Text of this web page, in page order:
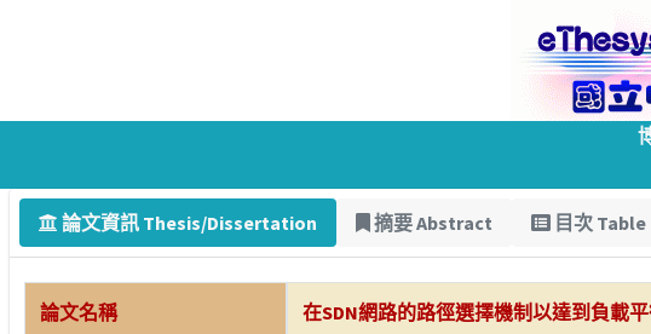
論文資訊 Thesis/Dissertation 摘要 Abstract 目次
論文名稱
在SDN網路的路徑選擇機制以達到負載